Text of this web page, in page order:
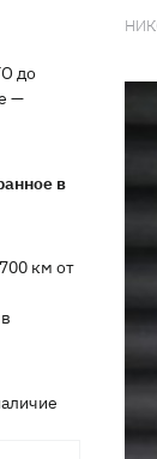
до
—
в
км от